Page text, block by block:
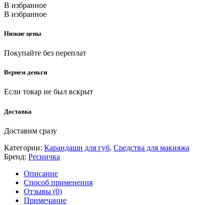
В избранное
В избранное
Низкие цены
Покупайте без переплат
Вернем деньги
Если товар не был вскрыт
Доставка
Доставим сразу
Категории: Карандаши для губ, Средства для макияжа
Бренд: Ресничка
Описание
Способ применения
Отзывы (0)
Примечание